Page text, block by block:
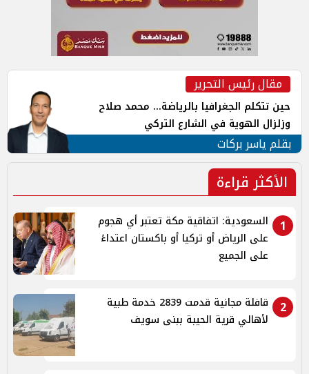
مقال رئيس التحرير
حين تتكلم الجغرافيا بالرياضة... محمد صلاح
وزلزال الهوية في الشارع التركي
بقلم ياسر بركات
الأكثر قراءة
1
السعودية: اتفاقية مكة تعتبر أي هجوم
على الرياض أو تركيا أو باكستان اعتداءً
على الجميع
2
قافلة مجانية قدمت 2839 خدمة طبية
لأهالي قرية الحيبة ببنى سويف